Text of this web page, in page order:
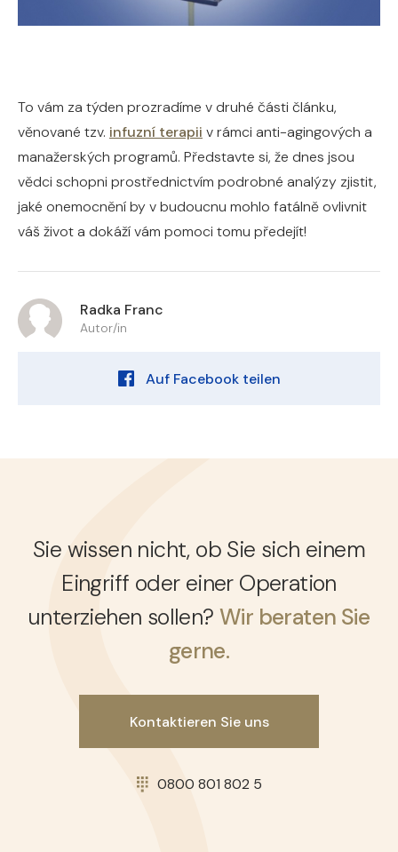
To vám za týden prozradíme v druhé části článku,
věnované tzv. infuzní terapii v rámci anti-agingových a
manažerských programů. Představte si, že dnes jsou
vědci schopni prostřednictvím podrobné analýzy zjistit,
jaké onemocnění by v budoucnu mohlo fatálně ovlivnit
váš život a dokáží vám pomoci tomu předejít!
Radka Franc
Autor/in
Auf Facebook teilen
Sie wissen nicht, ob Sie sich einem
Eingriff oder einer Operation
unterziehen sollen? Wir beraten Sie
gerne.
Kontaktieren Sie uns
0800 801 802 5